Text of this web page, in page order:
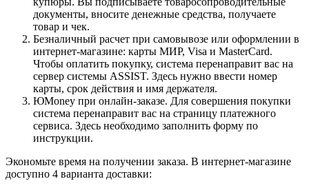
документы, вносите денежные средства, получаете
товар и чек.
Безналичный расчет при самовывозе или оформлении в
интернет-магазине: карты МИР, Visa и MasterCard.
Чтобы оплатить покупку, система перенаправит вас на
сервер системы ASSIST. Здесь нужно ввести номер
карты, срок действия и имя держателя.
ЮMoney при онлайн-заказе. Для совершения покупки
система перенаправит вас на страницу платежного
сервиса. Здесь необходимо заполнить форму по
инструкции.
Экономьте время на получении заказа. В интернет-магазине
доступно 4 варианта доставки: